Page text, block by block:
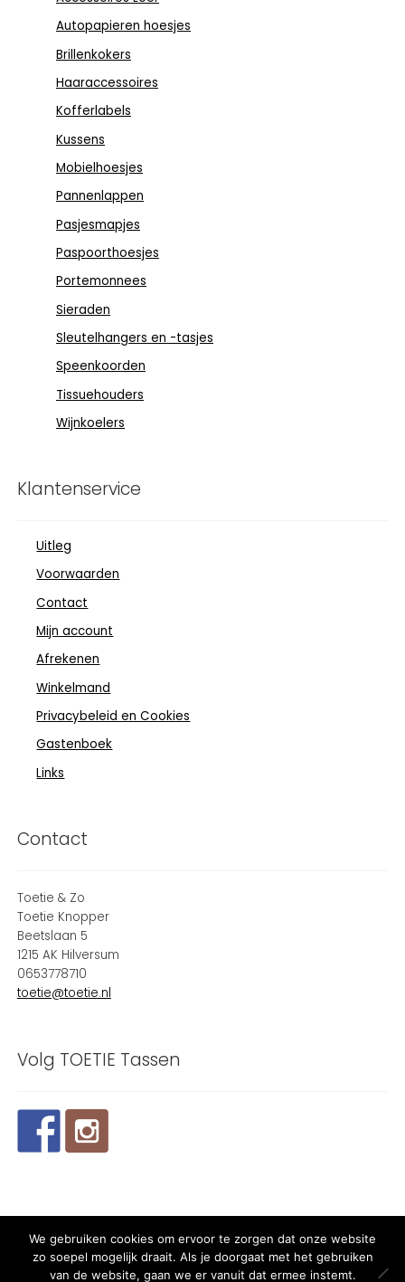
Autopapieren hoesjes
Brillenkokers
Haaraccessoires
Kofferlabels
Kussens
Mobielhoesjes
Pannenlappen
Pasjesmapjes
Paspoorthoesjes
Portemonnees
Sieraden
Sleutelhangers en -tasjes
Speenkoorden
Tissuehouders
Wijnkoelers
Klantenservice
Uitleg
Voorwaarden
Contact
Mijn account
Afrekenen
Winkelmand
Privacybeleid en Cookies
Gastenboek
Links
Contact
Toetie & Zo
Toetie Knopper
Beetslaan 5
1215 AK Hilversum
0653778710
toetie@toetie.nl
Volg TOETIE Tassen
© 2019 TOETIE Tassen - Powered and maintained by
We gebruiken cookies om ervoor te zorgen dat onze website
zo soepel mogelijk draait. Als je doorgaat met het gebruiken
van de website, gaan we er vanuit dat ermee instemt.